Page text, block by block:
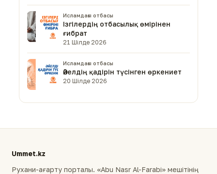
Исламдағы отбасы
Ізгілердің отбасылық өмірінен
ғибрат
21 Шілде 2026
Исламдағы отбасы
Әйелдің қадірін түсінген өркениет
20 Шілде 2026
Ummet.kz
Рухани-ағарту порталы. «Abu Nasr Al-Farabi» мешітінің